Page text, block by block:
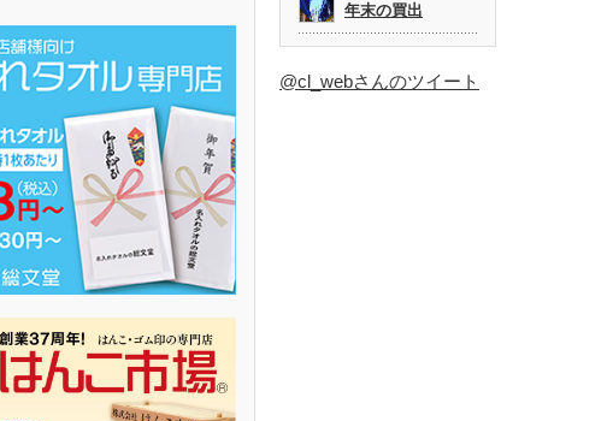
年末の買出
@cl_webさんのツイート